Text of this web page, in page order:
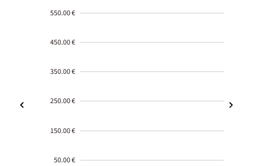
550.00 €
450.00 €
350.00 €
250.00 €
150.00 €
50.00 €